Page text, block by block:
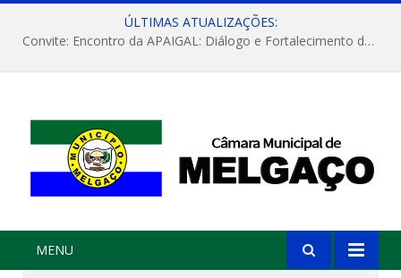
ÚLTIMAS ATUALIZAÇÕES:
Convite: Encontro da APAIGAL: Diálogo e Fortalecimento da Agricultura Familiar
MENU